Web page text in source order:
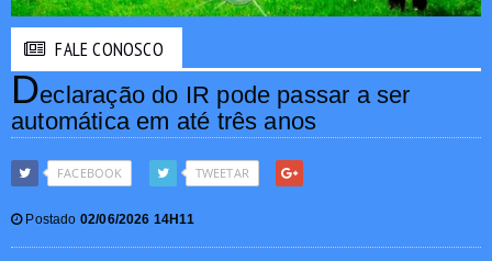
FALE CONOSCO
Declaração do IR pode passar a ser
automática em até três anos
FACEBOOK TWEETAR
Postado 02/06/2026 14H11